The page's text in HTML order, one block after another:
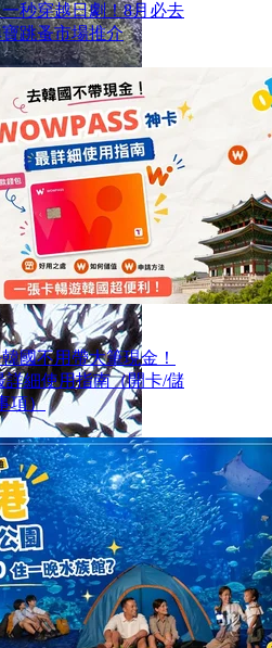
秒穿越日劇！8月必去
跳蚤市場推介
國不用帶大筆現金！
詳細使用指南（開卡/儲
項）